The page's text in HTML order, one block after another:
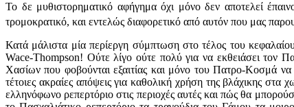
Το δε μυθιστορηματικό αφήγημα όχι μόνο δεν αποτελεί
τρομοκρατικό, και εντελώς διαφορετικό από αυτόν που μας
Κατά μάλιστα μία περίεργη σύμπτωση στο τέλος του
Wace-Thompson! Ούτε λίγο ούτε πολύ για να εκθειάσει τον
Χασίων που φοβούνται εξαιτίας και μόνο του Πατρο-Κοσμά
τέτοιες ακραίες απόψεις για καθολική χρήση της βλάχικης
ελληνόφωνο ρεπερτόριο στις περιοχές αυτές και πώς θα